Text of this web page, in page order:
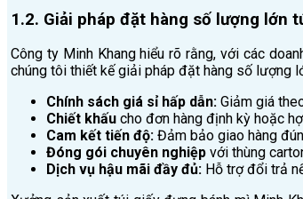
1.2. Giải pháp đặt hàng số lượng lớn
Công ty Minh Khang hiểu rõ rằng, với các
chúng tôi thiết kế giải pháp đặt hàng số lượng
Chính sách giá sỉ hấp dẫn: Giảm giá
Chiết khấu cho đơn hàng định kỳ hoặc
Cam kết tiến độ: Đảm bảo giao hàng
Đóng gói chuyên nghiệp với thùng
Dịch vụ hậu mãi đầy đủ: Hỗ trợ đổi trả